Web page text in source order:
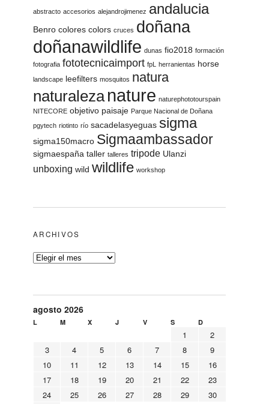
abstracto accesorios alejandrojimenez andalucia
Benro colores colors cruces doñana
doñanawildlife dunas fio2018 formación
fotografia fototecnicaimport fpL herranientas horse
landscape leefilters mosquitos natura
naturaleza nature naturephototourspain
NITECORE objetivo paisaje Parque Nacional de Doñana
pgytech riotinto río sacadelasyeguas sigma
sigma150macro Sigmaambassador
sigmaespaña taller talleres tripode Ulanzi
unboxing wild wildlife workshop
ARCHIVOS
agosto 2026
L M X J V S D
1
2
3
4 5 6 7 8
9
10
11 12 13 14 15
16
17
18 19 20 21 22
23
24
25 26 27 28 29 30